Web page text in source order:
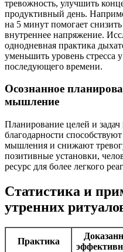
тревожность, улучшить
продуктивный день.
на 5 минут помогает
внутреннее напряжение.
однодневная практика
уменьшить уровень стресса
последующего времени.
Осознанное
мышление
Планирование целей и задач
благодарности
мышления и снижают
позитивные установки,
ресурс для более легкого
Статистика и
утренних
Практика